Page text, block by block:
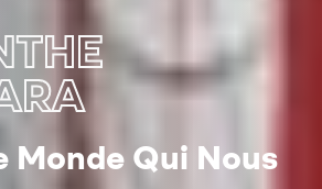
Monde Qui Nous